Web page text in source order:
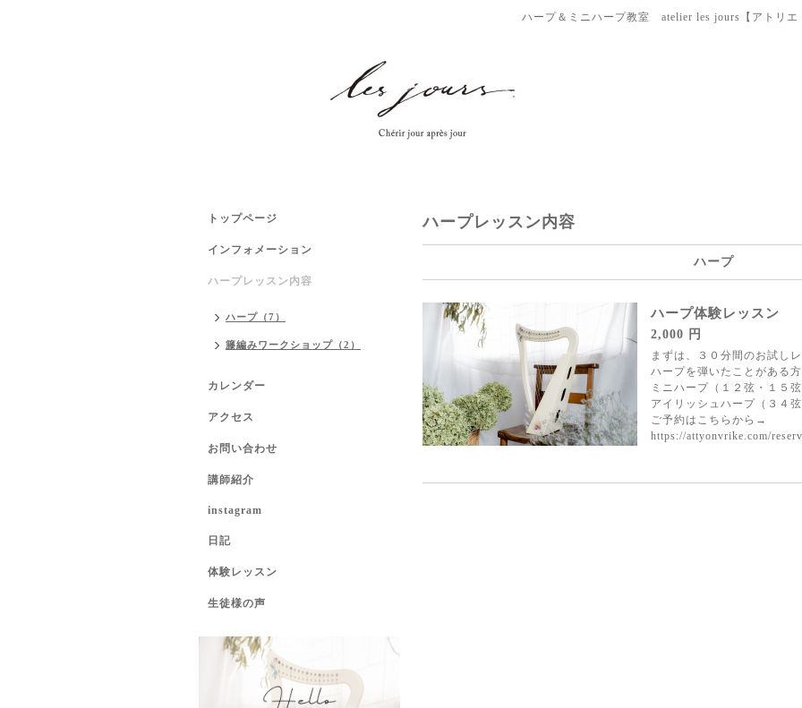
ハープ＆ミニハープ教室 atelier les jours【アトリ
ハープレッスン内容
ハープ
ハープ体験レッスン
2,000 円
まずは、３０分間のお試しレ
ハープを弾いたことがある
ミニハープ（１２弦・１５弦
アイリッシュハープ（３４
ご予約はこちらから→
https://attyonvrike.com/
トップページ
インフォメーション
ハープレッスン内容
ハープ（7）
籐編みワークショップ（2）
カレンダー
アクセス
お問い合わせ
講師紹介
instagram
日記
体験レッスン
生徒様の声